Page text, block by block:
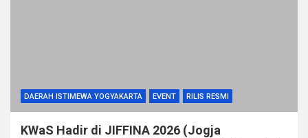
DAERAH ISTIMEWA YOGYAKARTA EVENT RILIS RESMI
KWaS Hadir di JIFFINA 2026 (Jogja